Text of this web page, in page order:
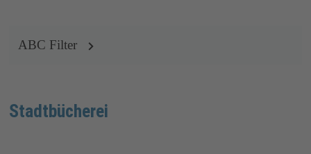
ABC Filter
Stadtbücherei